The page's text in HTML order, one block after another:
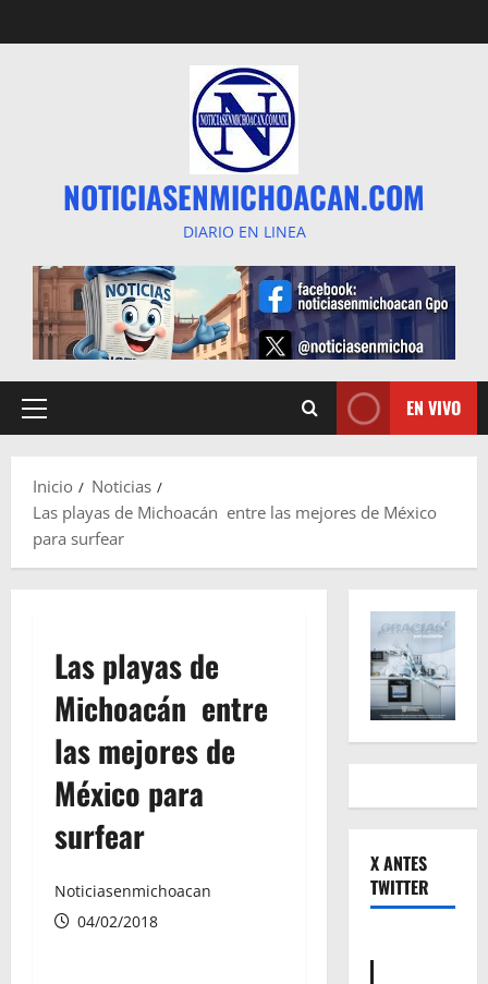
al
NOTICIASENMICHOACAN.COM
DIARIO EN LINEA
Menú
EN VIVO
Inicio
Noticias
Las playas de Michoacán entre las mejores de México
para surfear
Las playas de
Michoacán entre
las mejores de
México para
surfear
Noticiasenmichoacan
04/02/2018
X ANTES
TWITTER